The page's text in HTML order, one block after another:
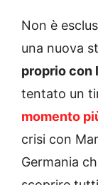
Non è
una nuova
proprio con
tentato un
momento
crisi con
Germania